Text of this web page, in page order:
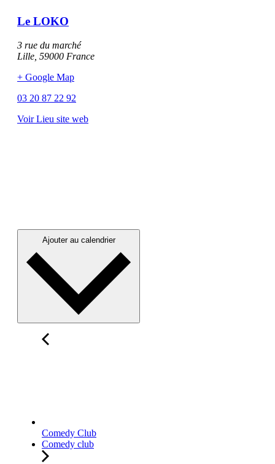
Le LOKO
3 rue du marché
Lille 59000 France
+ Google Map
03 20 87 22 92
Voir Lieu site web
Ajouter au calendrier
Comedy Club
Comedy club